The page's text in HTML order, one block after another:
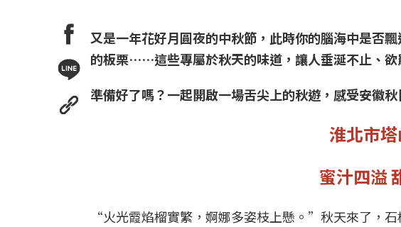
又是一年花好月圓夜的中秋節，此時你的腦海中是否
的板栗……這些專屬於秋天的味道，讓人垂涎不止、欲
準備好了嗎？一起開啟一場舌尖上的秋遊，感受安徽
淮北市
蜜汁四溢
“火光霞焰榴實繁，婀娜多姿枝上懸。”秋天來了，